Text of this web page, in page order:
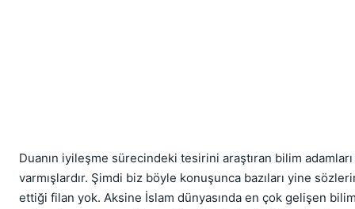
Duanın iyileşme sürecindeki tesirini araştıran bilim
varmışlardır. Şimdi biz böyle konuşunca bazıları yine
ettiği filan yok. Aksine İslam dünyasında en çok gelişen